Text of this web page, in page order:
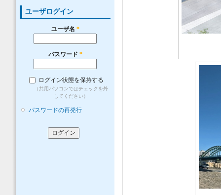
ユーザログイン
ユーザ名 *
パスワード *
ログイン状態を保持する
（共用パソコンではチェックを外
してください）
パスワードの再発行